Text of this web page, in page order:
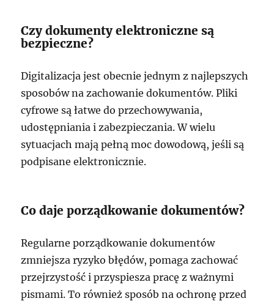
Czy dokumenty elektroniczne są
bezpieczne?
Digitalizacja jest obecnie jednym z najlepszych
sposobów na zachowanie dokumentów. Pliki
cyfrowe są łatwe do przechowywania,
udostępniania i zabezpieczania. W wielu
sytuacjach mają pełną moc dowodową, jeśli są
podpisane elektronicznie.
Co daje porządkowanie dokumentów?
Regularne porządkowanie dokumentów
zmniejsza ryzyko błędów, pomaga zachować
przejrzystość i przyspiesza pracę z ważnymi
pismami. To również sposób na ochronę przed